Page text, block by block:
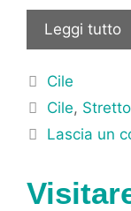
Leggi tutto
Categorie
Cile
Tag
Cile,
Lascia un